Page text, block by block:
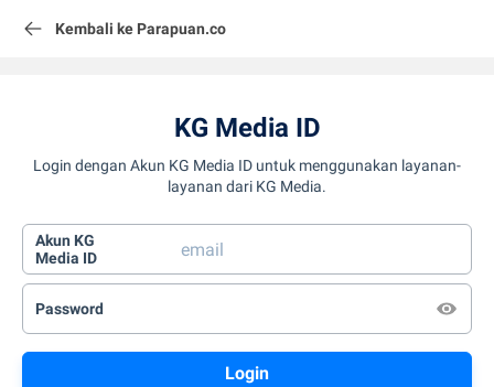
Kembali ke Parapuan.co
KG Media ID
Login dengan Akun KG Media ID untuk menggunakan layanan-
layanan dari KG Media.
Akun KG
Media ID
Password